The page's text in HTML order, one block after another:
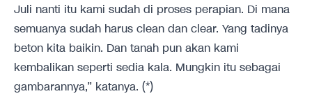
Juli nanti itu kami sudah di proses perapian. Di mana
semuanya sudah harus clean dan clear. Yang tadinya
beton kita baikin. Dan tanah pun akan kami
kembalikan seperti sedia kala. Mungkin itu sebagai
gambarannya,” katanya. (*)